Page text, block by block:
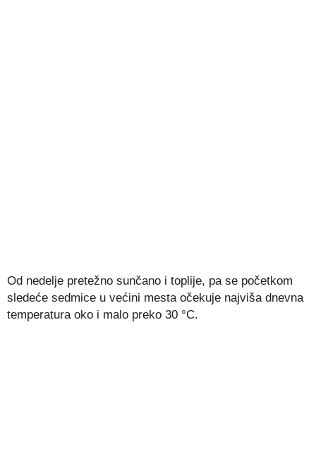
Od nedelje pretežno sunčano i toplije, pa se početkom
sledeće sedmice u većini mesta očekuje najviša dnevna
temperatura oko i malo preko 30 °C.